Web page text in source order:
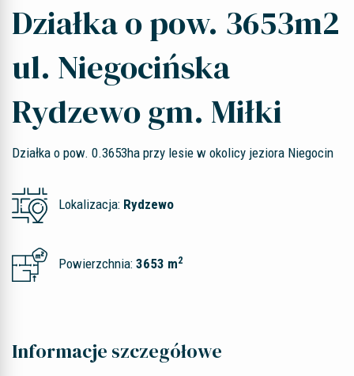
Działka o pow. 3653m2
ul. Niegocińska
Rydzewo gm. Miłki
Działka o pow. 0.3653ha przy lesie w okolicy jeziora Niegocin
Lokalizacja: Rydzewo
Powierzchnia: 3653 m2
Informacje szczegółowe